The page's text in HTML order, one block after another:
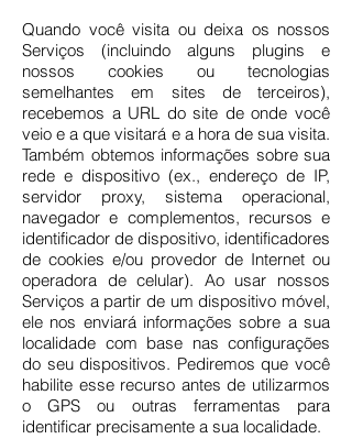
Quando você visita ou deixa os nossos
Serviços (incluindo alguns plugins e
nossos cookies ou tecnologias
semelhantes em sites de terceiros),
recebemos a URL do site de onde você
veio e a que visitará e a hora de sua visita.
Também obtemos informações sobre sua
rede e dispositivo (ex., endereço de IP,
servidor proxy, sistema operacional,
navegador e complementos, recursos e
identificador de dispositivo, identificadores
de cookies e/ou provedor de Internet ou
operadora de celular). Ao usar nossos
Serviços a partir de um dispositivo móvel,
ele nos enviará informações sobre a sua
localidade com base nas configurações
do seu dispositivos. Pediremos que você
habilite esse recurso antes de utilizarmos
o GPS ou outras ferramentas para
identificar precisamente a sua localidade.